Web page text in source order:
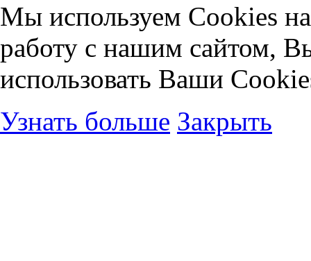
Мы используем Cookies
работу с нашим сайтом,
использовать Ваши
Узнать больше Закрыть